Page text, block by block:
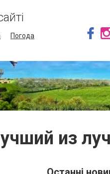
Погода
из